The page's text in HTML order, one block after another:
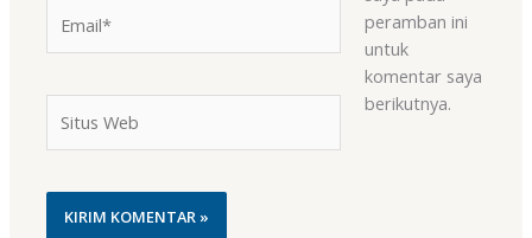
Web
peramban ini
untuk
komentar saya
berikutnya.